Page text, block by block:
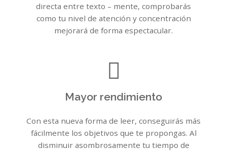
directa entre texto – mente, comprobarás
como tu nivel de atención y concentración
mejorará de forma espectacular.
Mayor rendimiento
Con esta nueva forma de leer, conseguirás más
fácilmente los objetivos que te propongas. Al
disminuir asombrosamente tu tiempo de